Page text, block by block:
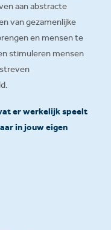
aan abstracte
van gezamenlijke
en mensen te
stimuleren mensen
er werkelijk speelt
in jouw eigen